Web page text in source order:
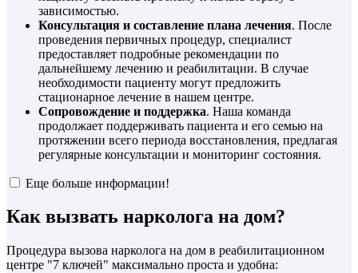
зависимостью.
Консультация и составление плана лечения. После
проведения первичных процедур, специалист
предоставляет подробные рекомендации по
дальнейшему лечению и реабилитации. В случае
необходимости пациенту могут предложить
стационарное лечение в нашем центре.
Сопровождение и поддержка. Наша команда
продолжает поддерживать пациента и его семью на
протяжении всего периода восстановления, предлагая
регулярные консультации и мониторинг состояния.
Еще больше информации!
Как вызвать нарколога на дом?
Процедура вызова нарколога на дом в реабилитационном
центре "7 ключей" максимально проста и удобна: